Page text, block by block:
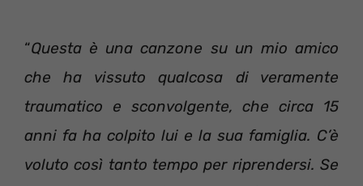
“Questa è una canzone su un mio amico
che ha vissuto qualcosa di veramente
traumatico e sconvolgente, che circa 15
anni fa ha colpito lui e la sua famiglia. C’è
voluto così tanto tempo per riprendersi. Se